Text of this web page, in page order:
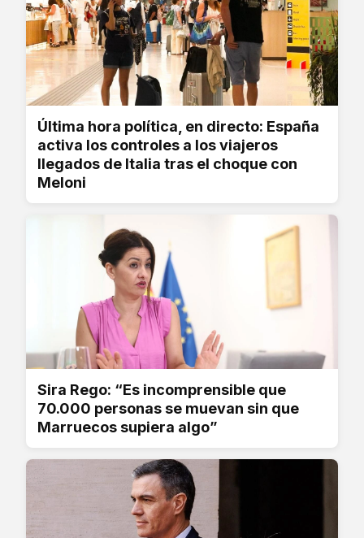
Última hora política, en directo: España
activa los controles a los viajeros
llegados de Italia tras el choque con
Meloni
Sira Rego: “Es incomprensible que
70.000 personas se muevan sin que
Marruecos supiera algo”